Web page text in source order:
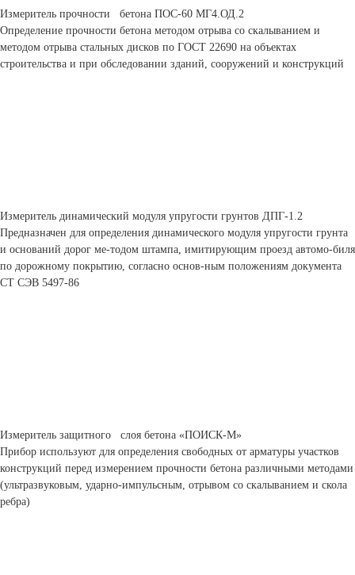
Измеритель прочности бетона ПОС-60 МГ4.ОД.2
Определение прочности бетона методом отрыва со скалыванием и
методом отрыва стальных дисков по ГОСТ 22690 на объектах
строительства и при обследовании зданий, сооружений и конструкций
Измеритель динамический модуля упругости грунтов ДПГ-1.2
Предназначен для определения динамического модуля упругости грунта
и оснований дорог ме-тодом штампа, имитирующим проезд автомо-биля
по дорожному покрытию, согласно основ-ным положениям документа
СТ СЭВ 5497-86
Измеритель защитного слоя бетона «ПОИСК-М»
Прибор используют для определения свободных от арматуры участков
конструкций перед измерением прочности бетона различными методами
(ультразвуковым, ударно-импульсным, отрывом со скалыванием и скола
ребра)